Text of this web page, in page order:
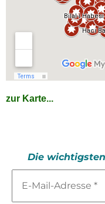
zur Karte...
Die
Mail-